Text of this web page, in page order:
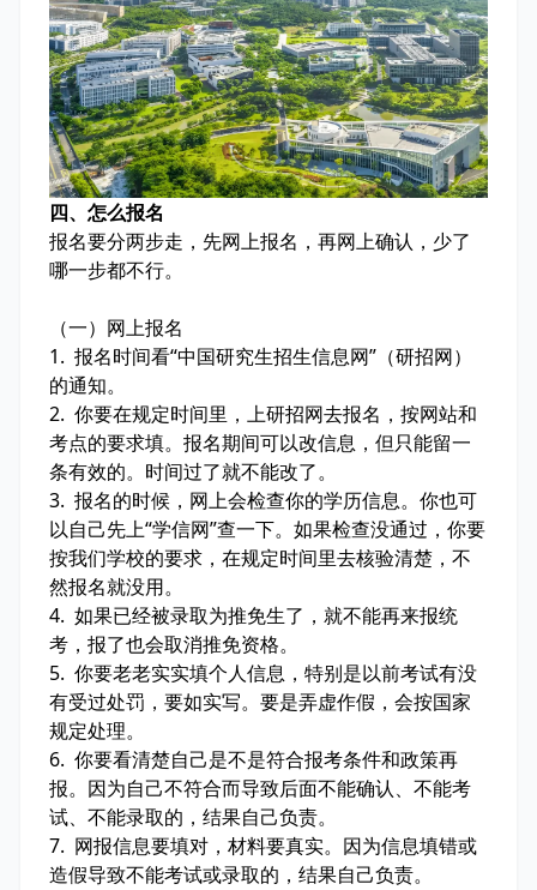
四、怎么报名
报名要分两步走，先网上报名，再网上确认，少了
哪一步都不行。
（一）网上报名
1. 报名时间看“中国研究生招生信息网”（研招网）
的通知。
2. 你要在规定时间里，上研招网去报名，按网站和
考点的要求填。报名期间可以改信息，但只能留一
条有效的。时间过了就不能改了。
3. 报名的时候，网上会检查你的学历信息。你也可
以自己先上“学信网”查一下。如果检查没通过，你要
按我们学校的要求，在规定时间里去核验清楚，不
然报名就没用。
4. 如果已经被录取为推免生了，就不能再来报统
考，报了也会取消推免资格。
5. 你要老老实实填个人信息，特别是以前考试有没
有受过处罚，要如实写。要是弄虚作假，会按国家
规定处理。
6. 你要看清楚自己是不是符合报考条件和政策再
报。因为自己不符合而导致后面不能确认、不能考
试、不能录取的，结果自己负责。
7. 网报信息要填对，材料要真实。因为信息填错或
造假导致不能考试或录取的，结果自己负责。